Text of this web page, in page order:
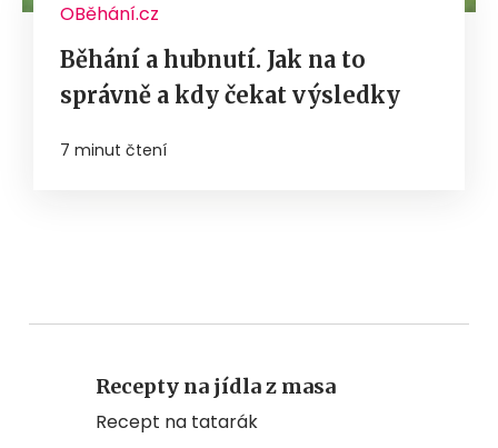
OBěhání.cz
Běhání a hubnutí. Jak na to
správně a kdy čekat výsledky
7 minut čtení
Recepty na jídla z masa
Recept na tatarák